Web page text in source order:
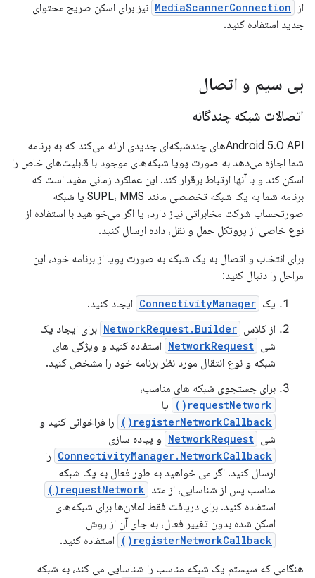
از MediaScannerConnection نیز برای اسکن صریح محتوای
جدید استفاده کنید.
بی سیم و اتصال
اتصالات شبکه چندگانه
Android 5.0 APIهای چندشبکه‌ای جدیدی ارائه می‌کند که به برنامه
شما اجازه می‌دهد به صورت پویا شبکه‌های موجود با قابلیت‌های خاص را
اسکن کند و با آنها ارتباط برقرار کند. این عملکرد زمانی مفید است که
برنامه شما به یک شبکه تخصصی مانند SUPL، MMS یا شبکه
صورتحساب شرکت مخابراتی نیاز دارد، یا اگر می‌خواهید با استفاده از
نوع خاصی از پروتکل حمل و نقل، داده ارسال کنید.
برای انتخاب و اتصال به یک شبکه به صورت پویا از برنامه خود، این
مراحل را دنبال کنید:
یک ConnectivityManager ایجاد کنید.
از کلاس NetworkRequest.Builder برای ایجاد یک
شی NetworkRequest استفاده کنید و ویژگی های
شبکه و نوع انتقال مورد نظر برنامه خود را مشخص کنید.
برای جستجوی شبکه های مناسب،
requestNetwork() یا
registerNetworkCallback()
را فراخوانی کنید و
شی NetworkRequest و پیاده سازی
ConnectivityManager.NetworkCallback را
ارسال کنید. اگر می خواهید به طور فعال به یک شبکه
مناسب پس از شناسایی، از متد requestNetwork()
استفاده کنید. برای دریافت فقط اعلان‌ها برای شبکه‌های
اسکن شده بدون تغییر فعال، به جای آن از روش
registerNetworkCallback()
استفاده کنید.
هنگامی که سیستم یک شبکه مناسب را شناسایی می کند، به شبکه